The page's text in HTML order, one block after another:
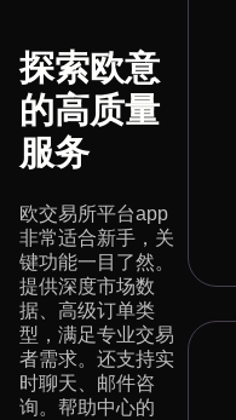
探索欧意
的高质量
服务
欧交易所平台app
非常适合新手，关
键功能一目了然。
提供深度市场数
据、高级订单类
型，满足专业交易
者需求。还支持实
时聊天、邮件咨
询。帮助中心的